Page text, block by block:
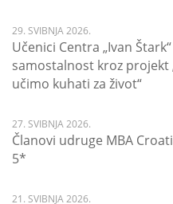
29. SVIBNJA 2026.
Učenici Centra „Ivan
samostalnost kroz projekt
učimo kuhati za život“
27. SVIBNJA 2026.
Članovi udruge MBA
5*
21. SVIBNJA 2026.